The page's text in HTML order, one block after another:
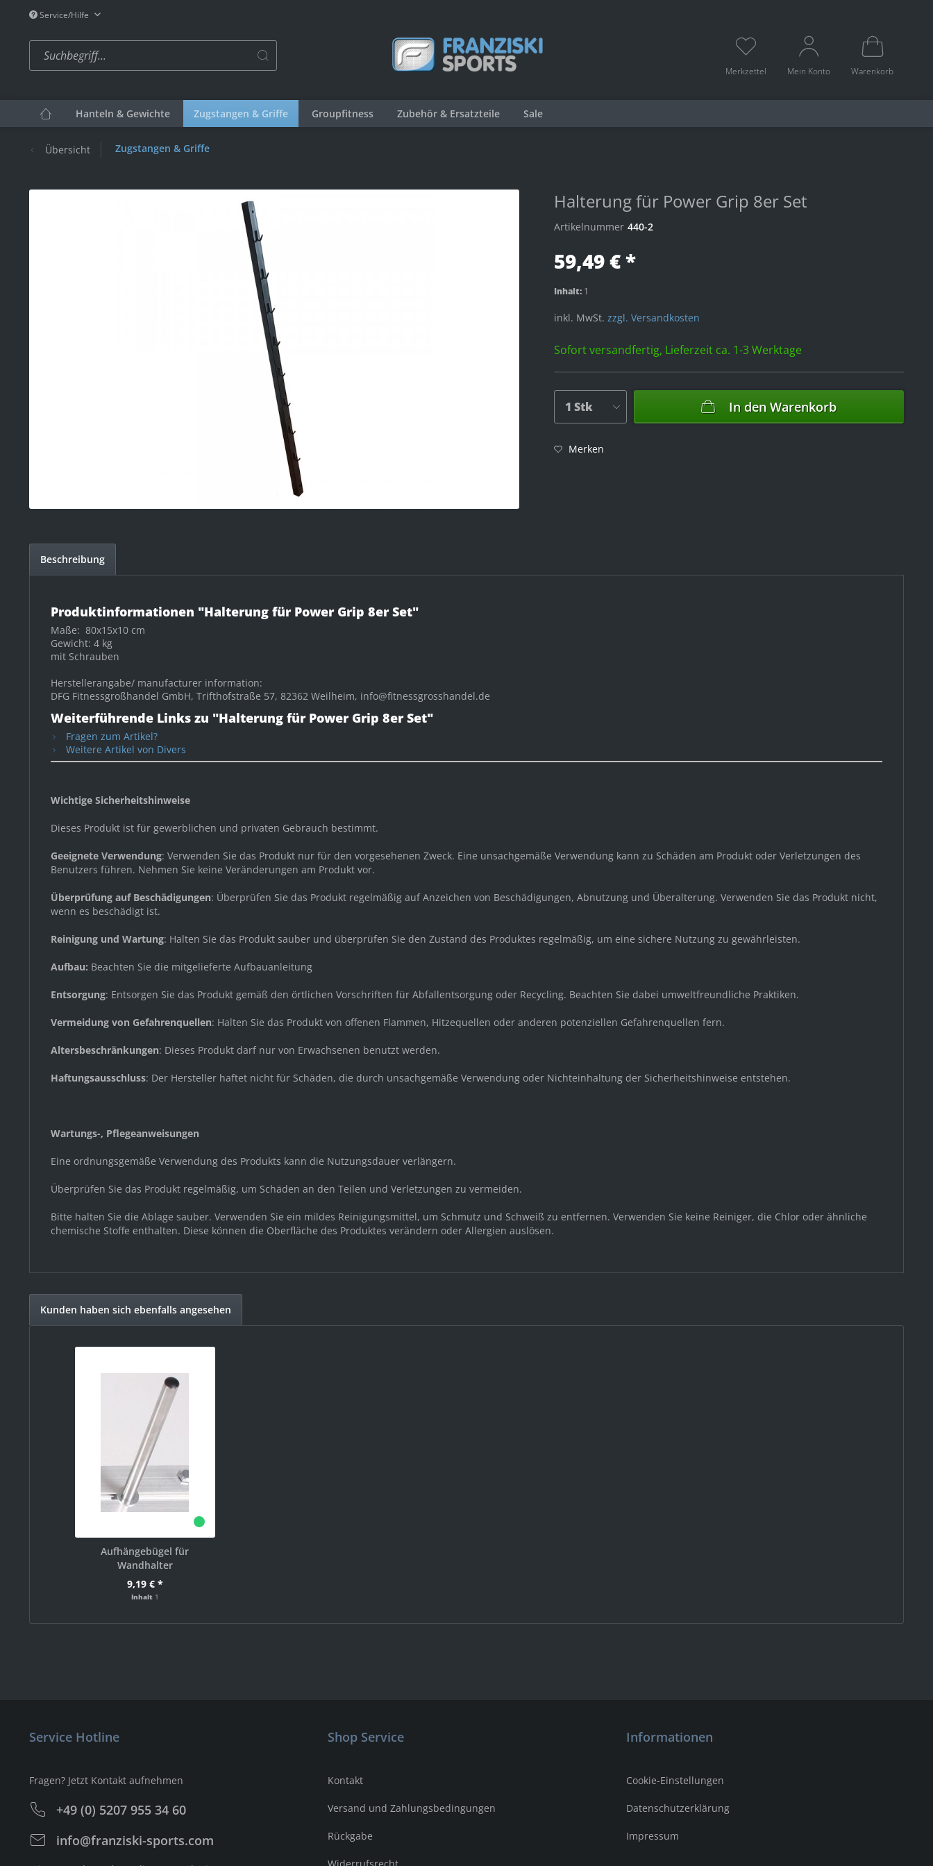
Service/Hilfe
Merkzettel Mein Konto Warenkorb
Hanteln & Gewichte Zugstangen & Griffe Groupfitness Zubehör & Ersatzteile Sale
Übersicht Zugstangen & Griffe
Halterung für Power Grip 8er Set
Artikelnummer 440-2
59,49 € *
Inhalt: 1
inkl. MwSt. zzgl. Versandkosten
Sofort versandfertig, Lieferzeit ca. 1-3 Werktage
In den Warenkorb
Merken
Beschreibung
Produktinformationen "Halterung für Power Grip 8er Set"
Maße: 80x15x10 cm
Gewicht: 4 kg
mit Schrauben
Herstellerangabe/ manufacturer information:
DFG Fitnessgroßhandel GmbH, Trifthofstraße 57, 82362 Weilheim, info@fitnessgrosshandel.de
Weiterführende Links zu "Halterung für Power Grip 8er Set"
Fragen zum Artikel?
Weitere Artikel von Divers
Wichtige Sicherheitshinweise
Dieses Produkt ist für gewerblichen und privaten Gebrauch bestimmt.
Geeignete Verwendung: Verwenden Sie das Produkt nur für den vorgesehenen Zweck. Eine unsachgemäße Verwendung kann zu Schäden am Produkt oder Verletzungen des
Benutzers führen. Nehmen Sie keine Veränderungen am Produkt vor.
Überprüfung auf Beschädigungen: Überprüfen Sie das Produkt regelmäßig auf Anzeichen von Beschädigungen, Abnutzung und Überalterung. Verwenden Sie das Produkt nicht,
wenn es beschädigt ist.
Reinigung und Wartung: Halten Sie das Produkt sauber und überprüfen Sie den Zustand des Produktes regelmäßig, um eine sichere Nutzung zu gewährleisten.
Aufbau: Beachten Sie die mitgelieferte Aufbauanleitung
Entsorgung: Entsorgen Sie das Produkt gemäß den örtlichen Vorschriften für Abfallentsorgung oder Recycling. Beachten Sie dabei umweltfreundliche Praktiken.
Vermeidung von Gefahrenquellen: Halten Sie das Produkt von offenen Flammen, Hitzequellen oder anderen potenziellen Gefahrenquellen fern.
Altersbeschränkungen: Dieses Produkt darf nur von Erwachsenen benutzt werden.
Haftungsausschluss: Der Hersteller haftet nicht für Schäden, die durch unsachgemäße Verwendung oder Nichteinhaltung der Sicherheitshinweise entstehen.
Wartungs-, Pflegeanweisungen
Eine ordnungsgemäße Verwendung des Produkts kann die Nutzungsdauer verlängern.
Überprüfen Sie das Produkt regelmäßig, um Schäden an den Teilen und Verletzungen zu vermeiden.
Bitte halten Sie die Ablage sauber. Verwenden Sie ein mildes Reinigungsmittel, um Schmutz und Schweiß zu entfernen. Verwenden Sie keine Reiniger, die Chlor oder ähnliche
chemische Stoffe enthalten. Diese können die Oberfläche des Produktes verändern oder Allergien auslösen.
Kunden haben sich ebenfalls angesehen
Aufhängebügel für
Wandhalter
9,19 € *
Inhalt 1
Service Hotline
Fragen? Jetzt Kontakt aufnehmen
+49 (0) 5207 955 34 60
info@franziski-sports.com
Shop Service
Kontakt
Versand und Zahlungsbedingungen
Rückgabe
Informationen
Cookie-Einstellungen
Datenschutzerklärung
Impressum